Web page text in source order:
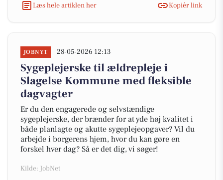
Læs hele artiklen her
Kopiér link
JOBNYT 28-05-2026 12:13
Sygeplejerske til ældrepleje i
Slagelse Kommune med fleksible
dagvagter
Er du den engagerede og selvstændige
sygeplejerske, der brænder for at yde høj kvalitet i
både planlagte og akutte sygeplejeopgaver? Vil du
arbejde i borgerens hjem, hvor du kan gøre en
forskel hver dag? Så er det dig, vi søger!
Kilde: JobNet